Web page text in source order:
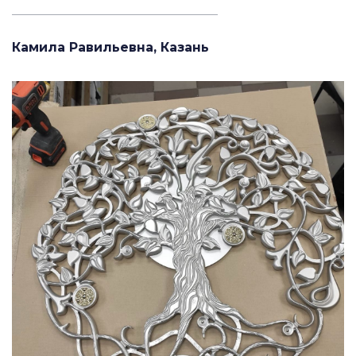
Камила Равильевна, Казань